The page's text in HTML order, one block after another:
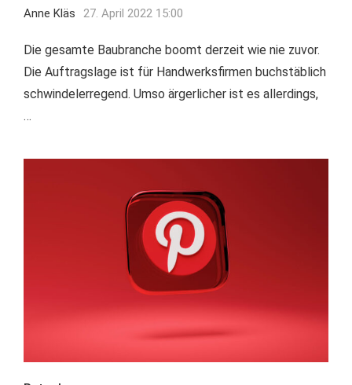
Anne Kläs 27. April 2022 15:00
Die gesamte Baubranche boomt derzeit wie nie zuvor.
Die Auftragslage ist für Handwerksfirmen buchstäblich
schwindelerregend. Umso ärgerlicher ist es allerdings,
…